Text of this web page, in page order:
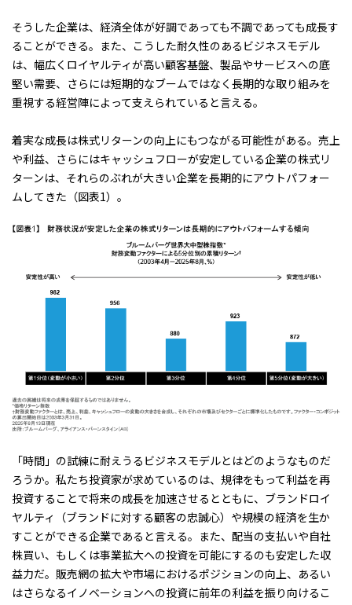
そうした企業は、経済全体が好調であっても不調であっても成長す
ることができる。また、こうした耐久性のあるビジネスモデル
は、幅広くロイヤルティが高い顧客基盤、製品やサービスへの底
堅い需要、さらには短期的なブームではなく長期的な取り組みを
重視する経営陣によって支えられていると言える。
着実な成長は株式リターンの向上にもつながる可能性がある。売上
や利益、さらにはキャッシュフローが安定している企業の株式リ
ターンは、それらのぶれが大きい企業を長期的にアウトパフォー
ムしてきた（図表1）。
「時間」の試練に耐えうるビジネスモデルとはどのようなものだ
ろうか。私たち投資家が求めているのは、規律をもって利益を再
投資することで将来の成長を加速させるとともに、ブランドロイ
ヤルティ（ブランドに対する顧客の忠誠心）や規模の経済を生か
すことができる企業であると言える。また、配当の支払いや自社
株買い、もしくは事業拡大への投資を可能にするのも安定した収
益力だ。販売網の拡大や市場におけるポジションの向上、あるい
はさらなるイノベーションへの投資に前年の利益を振り向けるこ